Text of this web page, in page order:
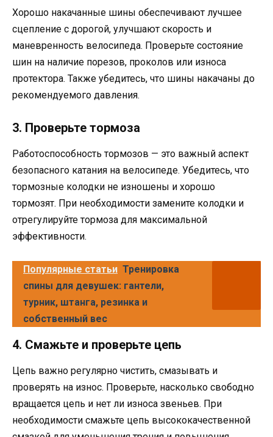
Хорошо накачанные шины обеспечивают лучшее
сцепление с дорогой, улучшают скорость и
маневренность велосипеда. Проверьте состояние
шин на наличие порезов, проколов или износа
протектора. Также убедитесь, что шины накачаны до
рекомендуемого давления.
3. Проверьте тормоза
Работоспособность тормозов — это важный аспект
безопасного катания на велосипеде. Убедитесь, что
тормозные колодки не изношены и хорошо
тормозят. При необходимости замените колодки и
отрегулируйте тормоза для максимальной
эффективности.
Популярные статьи Тренировка
спины для девушек: гантели,
турник, штанга, резинка и
собственный вес
4. Смажьте и проверьте цепь
Цепь важно регулярно чистить, смазывать и
проверять на износ. Проверьте, насколько свободно
вращается цепь и нет ли износа звеньев. При
необходимости смажьте цепь высококачественной